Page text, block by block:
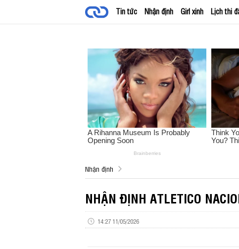
Tin tức Nhận định Girl xinh Lịch thi
Nhận định
NHẬN ĐỊNH ATLETICO
14:27 11/05/2026